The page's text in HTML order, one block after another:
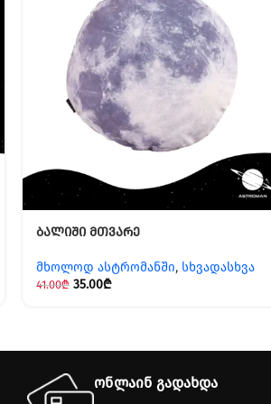
ბალიში მთვარე
მხოლოდ ასტრომანში, სხვადასხვა
41.00₾ 35.00₾
ონლაინ გადახდა